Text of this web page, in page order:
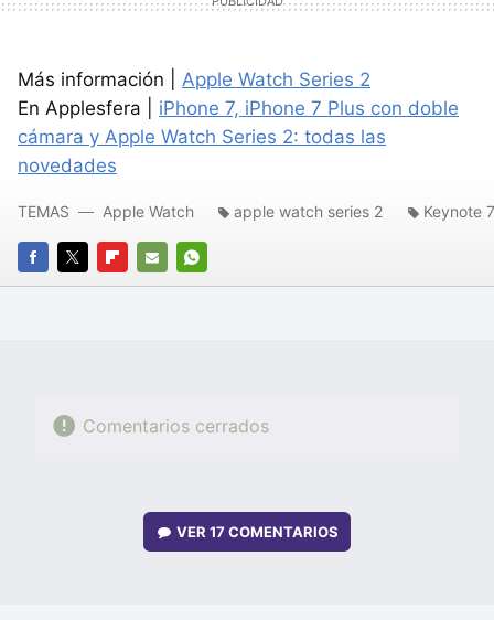
Más información | Apple Watch Series 2
En Applesfera | iPhone 7, iPhone 7 Plus con doble
cámara y Apple Watch Series 2: todas las
novedades
FACEBOOK
TWITTERFLIPBOARD
E-
WHATSAPP
TEMAS Apple Watch apple watch series 2 Keynote
Comentarios cerrados
VER17 COMENTARIOS